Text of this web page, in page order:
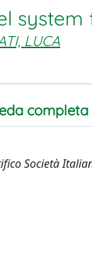
LUCA
completa
Società